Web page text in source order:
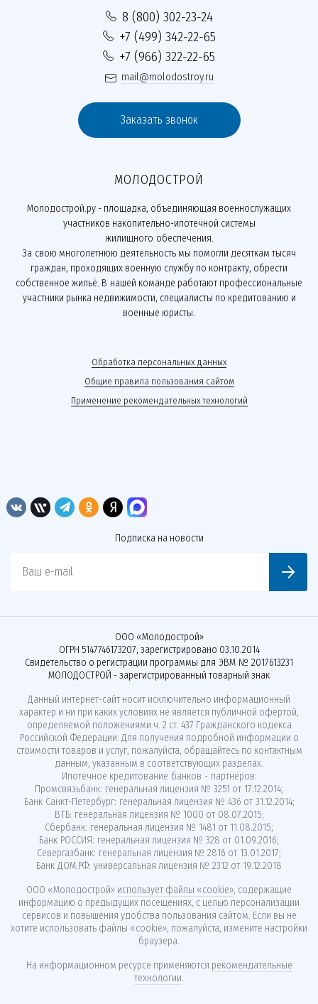
8 (800) 302-23-24
+7 (499) 342-22-65
+7 (966) 322-22-65
mail@molodostroy.ru
Заказать звонок
МОЛОДОСТРОЙ
Молодострой.ру - площадка, объединяющая военнослужащих
участников накопительно-ипотечной системы
жилищного обеспечения.
За свою многолетнюю деятельность мы помогли десяткам тысяч
граждан, проходящих военную службу по контракту, обрести
собственное жильё. В нашей команде работают профессиональные
участники рынка недвижимости, специалисты по кредитованию и
военные юристы.
Обработка персональных данных
Общие правила пользования сайтом
Применение рекомендательных технологий
Подписка на новости
Ваш e-mail
ООО «Молодострой»
ОГРН 5147746173207, зарегистрировано 03.10.2014
Свидетельство о регистрации программы для ЭВМ № 2017613231
МОЛОДОСТРОЙ - зарегистрированный товарный знак
Данный интернет-сайт носит исключительно информационный
характер и ни при каких условиях не является публичной офертой,
определяемой положениями ч. 2 ст. 437 Гражданского кодекса
Российской Федерации. Для получения подробной информации о
стоимости товаров и услуг, пожалуйста, обращайтесь по контактным
данным, указанным в соответствующих разделах.
Ипотечное кредитование банков - партнёров:
Промсвязьбанк: генеральная лицензия № 3251 от 17.12.2014;
Банк Санкт-Петербург: генеральная лицензия № 436 от 31.12.2014;
ВТБ: генеральная лицензия № 1000 от 08.07.2015;
Сбербанк: генеральная лицензия № 1481 от 11.08.2015;
Банк РОССИЯ: генеральная лицензия № 328 от 01.09.2016;
Севергазбанк: генеральная лицензия № 2816 от 13.01.2017;
Банк ДОМ.РФ: универсальная лицензия № 2312 от 19.12.2018
ООО «Молодострой» использует файлы «cookie», содержащие
информацию о предыдущих посещениях, с целью персонализации
сервисов и повышения удобства пользования сайтом. Если вы не
хотите использовать файлы «cookie», пожалуйста, измените настройки
браузера.
На информационном ресурсе применяются рекомендательные
технологии.